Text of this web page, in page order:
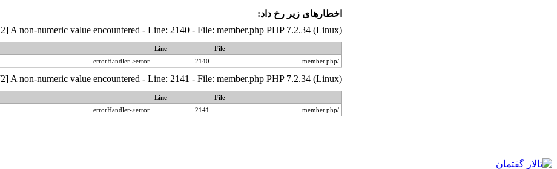
اخطار‌های زیر رخ داد:
A non-numeric value encountered - Line: 2140 - File: member.php PHP 7.2.34 (Linux)
File
Line
/member.php
2140
errorHandler->error
A non-numeric value encountered - Line: 2141 - File: member.php PHP 7.2.34 (Linux)
File
Line
/member.php
2141
errorHandler->error